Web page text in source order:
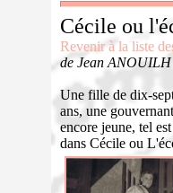
Cécile ou
Revenir à la liste
de Jean ANOUILH
Une fille de dix-
ans, une
encore jeune, tel
dans Cécile ou